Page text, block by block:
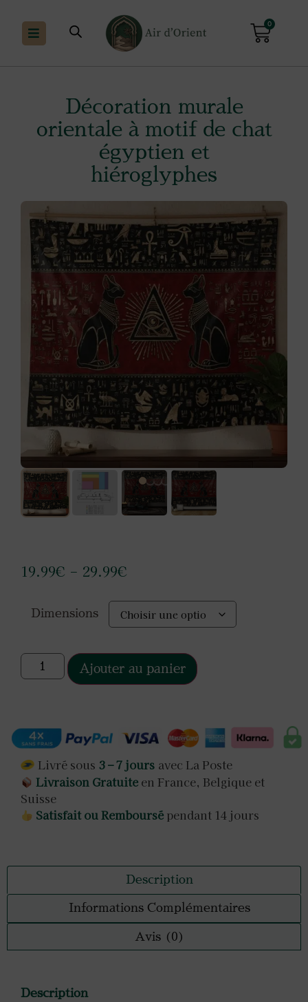
0
Décoration murale
orientale à motif de chat
égyptien et
hiéroglyphes
19.99€ – 29.99€
Dimensions
Ajouter au panier
Livré sous 3 – 7 jours avec La Poste
Livraison Gratuite en France, Belgique et
Suisse
Satisfait ou Remboursé pendant 14 jours
Description
Informations Complémentaires
Avis (0)
Description